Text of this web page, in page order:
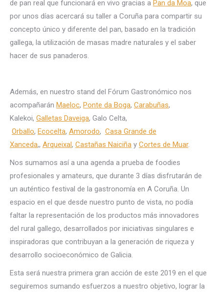
de pan real que funcionará en vivo gracias a Pan da Moa, que
por unos días acercará su taller a Coruña para compartir su
concepto único y diferente del pan, basado en la tradición
gallega, la utilización de masas madre naturales y el saber
hacer de sus panaderos.
Además, en nuestro stand del Fórum Gastronómico nos
acompañarán Maeloc, Ponte da Boga, Carabuñas,
Kalekoi, Galletas Daveiga, Galo Celta,
Orballo, Ecocelta, Amorodo, Casa Grande de
Xanceda,, Arqueixal, Castañas Naiciña y Cortes de Muar.
Nos sumamos así a una agenda a prueba de foodies
profesionales y amateurs, que durante 3 días disfrutarán de
un auténtico festival de la gastronomía en A Coruña. Un
espacio en el que desde nuestro punto de vista, no podía
faltar la representación de los productos más innovadores
del rural gallego, desarrollados por iniciativas singulares e
inspiradoras que contribuyan a la generación de riqueza y
desarrollo socioeconómico de Galicia.
Esta será nuestra primera gran acción de este 2019 en el que
seguiremos sumando esfuerzos a nuestro objetivo, lograr la